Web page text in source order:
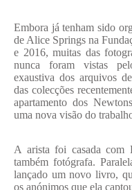
Embora já tenham sido
de Alice Springs na
e 2016, muitas das
nunca foram vistas
exaustiva dos arquivos
das colecções
apartamento dos
uma nova visão do
A arista foi casada com
também fotógrafa.
lançado um novo livro,
os anónimos que ela